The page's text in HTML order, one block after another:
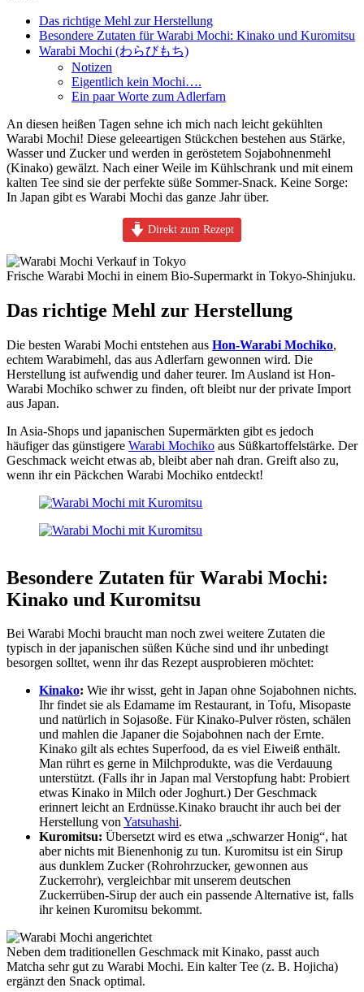
Das richtige Mehl zur Herstellung
Besondere Zutaten für Warabi Mochi: Kinako und Kuromitsu
Warabi Mochi (わらびもち)
Notizen
Eigentlich kein Mochi….
Ein paar Worte zum Adlerfarn
An diesen heißen Tagen sehne ich mich nach leicht gekühlten
Warabi Mochi! Diese geleeartigen Stückchen bestehen aus Stärke,
Wasser und Zucker und werden in geröstetem Sojabohnenmehl
(Kinako) gewälzt. Nach einer Weile im Kühlschrank und mit einem
kalten Tee sind sie der perfekte süße Sommer-Snack. Keine Sorge:
In Japan gibt es Warabi Mochi das ganze Jahr über.
Direkt zum Rezept
Frische Warabi Mochi in einem Bio-Supermarkt in Tokyo-Shinjuku.
Das richtige Mehl zur Herstellung
Die besten Warabi Mochi entstehen aus Hon-Warabi Mochiko,
echtem Warabimehl, das aus Adlerfarn gewonnen wird. Die
Herstellung ist aufwendig und daher teurer. Im Ausland ist Hon-
Warabi Mochiko schwer zu finden, oft bleibt nur der private Import
aus Japan.
In Asia-Shops und japanischen Supermärkten gibt es jedoch
häufiger das günstigere Warabi Mochiko aus Süßkartoffelstärke. Der
Geschmack weicht etwas ab, bleibt aber nah dran. Greift also zu,
wenn ihr ein Päckchen Warabi Mochiko entdeckt!
Besondere Zutaten für Warabi Mochi:
Kinako und Kuromitsu
Bei Warabi Mochi braucht man noch zwei weitere Zutaten die
typisch in der japanischen süßen Küche sind und ihr unbedingt
besorgen solltet, wenn ihr das Rezept ausprobieren möchtet:
Kinako: Wie ihr wisst, geht in Japan ohne Sojabohnen nichts.
Ihr findet sie als Edamame im Restaurant, in Tofu, Misopaste
und natürlich in Sojasoße. Für Kinako-Pulver rösten, schälen
und mahlen die Japaner die Sojabohnen nach der Ernte.
Kinako gilt als echtes Superfood, da es viel Eiweiß enthält.
Man rührt es gerne in Milchprodukte, was die Verdauung
unterstützt. (Falls ihr in Japan mal Verstopfung habt: Probiert
etwas Kinako in Milch oder Joghurt.) Der Geschmack
erinnert leicht an Erdnüsse.Kinako braucht ihr auch bei der
Herstellung vonYatsuhashi.
Kuromitsu: Übersetzt wird es etwa „schwarzer Honig“, hat
aber nichts mit Bienenhonig zu tun. Kuromitsu ist ein Sirup
aus dunklem Zucker (Rohrohrzucker, gewonnen aus
Zuckerrohr), vergleichbar mit unserem deutschen
Zuckerrüben-Sirup der auch ein passende Alternative ist, falls
ihr keinen Kuromitsu bekommt.
Neben dem traditionellen Geschmack mit Kinako, passt auch
Matcha sehr gut zu Warabi Mochi. Ein kalter Tee (z. B. Hojicha)
ergänzt den Snack optimal.